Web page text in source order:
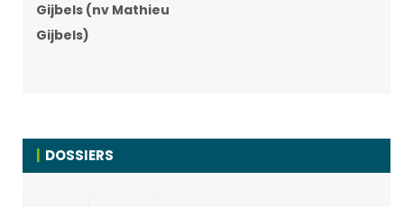
Gijbels (nv Mathieu
Gijbels)
DOSSIERS